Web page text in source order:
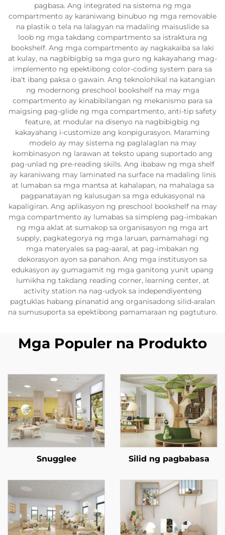
pagbasa. Ang integrated na sistema ng mga
compartmento ay karaniwang binubuo ng mga removable
na plastik o tela na lalagyan na madaling maisuslide sa
loob ng mga takdang compartmento sa istraktura ng
bookshelf. Ang mga compartmento ay nagkakaiba sa laki
at kulay, na nagbibigbig sa mga guro ng kakayahang mag-
implemento ng epektibong color-coding system para sa
iba't ibang paksa o gawain. Ang teknolohikal na katangian
ng modernong preschool bookshelf na may mga
compartmento ay kinabibilangan ng mekanismo para sa
maigsing pag-glide ng mga compartmento, anti-tip safety
feature, at modular na disenyo na nagbibigbig ng
kakayahang i-customize ang konpigurasyon. Maraming
modelo ay may sistema ng paglalaglan na may
kombinasyon ng larawan at teksto upang suportado ang
pag-unlad ng pre-reading skills. Ang ibabaw ng mga shelf
ay karaniwang may laminated na surface na madaling linis
at lumaban sa mga mantsa at kahalapan, na mahalaga sa
pagpanatayan ng kalusugan sa mga edukasyonal na
kapaligiran. Ang aplikasyon ng preschool bookshelf na may
mga compartmento ay lumabas sa simpleng pag-imbakan
ng mga aklat at sumakop sa organisasyon ng mga art
supply, pagkategorya ng mga laruan, pamamahagi ng
mga materyales sa pag-aaral, at pag-imbakan ng
dekorasyon ayon sa panahon. Ang mga institusyon sa
edukasyon ay gumagamit ng mga ganitong yunit upang
lumikha ng takdang reading corner, learning center, at
activity station na nag-udyok sa independiyenteng
pagtuklas habang pinanatid ang organisadong silid-aralan
na sumusuporta sa epektibong pamamaraan ng pagtuturo.
Mga Populer na Produkto
Snugglee Silid ng pagbabasa